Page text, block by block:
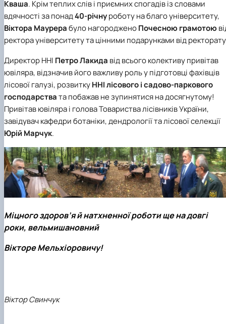
Кваша. Крім теплих слів і приємних спогадів із словами
вдячності за понад40-річнуроботу на благо університету,
Віктора Маурерабуло нагородженоПочесною грамотою
ректора університету та цінними подарунками від
Директор ННІ Петро Лакида від всього колективу привітав
ювіляра, відзначив його важливу роль у підготовці фахівців
лісової галузі, розвиткуННІ лісового і садово-паркового
господарствата побажав не зупинятися на досягнутому!
Привітав ювіляра і голова Товариства лісівників України,
завідувач кафедри ботаніки, дендрології та лісової селекції
Юрій Марчук.
Міцного здоров’я й натхненної роботи ще на довгі
роки, вельмишановний
Вікторе Мельхіоровичу!
Віктор Свинчук